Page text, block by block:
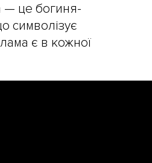
— це богиня-
символізує
є в кожної